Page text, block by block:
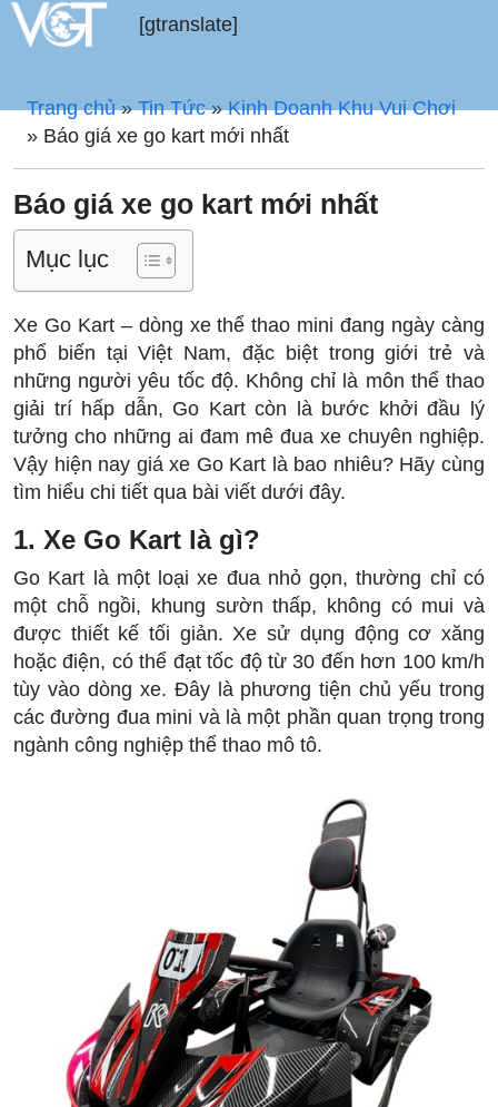
[gtranslate]
Trang chủ»Tin Tức»Kinh Doanh Khu Vui Chơi
» Báo giá xe go kart mới nhất
Báo giá xe go kart mới nhất
Mục lục
Xe Go Kart – dòng xe thể thao mini đang ngày càng
phổ biến tại Việt Nam, đặc biệt trong giới trẻ và
những người yêu tốc độ. Không chỉ là môn thể thao
giải trí hấp dẫn, Go Kart còn là bước khởi đầu lý
tưởng cho những ai đam mê đua xe chuyên nghiệp.
Vậy hiện nay giá xe Go Kart là bao nhiêu? Hãy cùng
tìm hiểu chi tiết qua bài viết dưới đây.
1. Xe Go Kart là gì?
Go Kart là một loại xe đua nhỏ gọn, thường chỉ có
một chỗ ngồi, khung sườn thấp, không có mui và
được thiết kế tối giản. Xe sử dụng động cơ xăng
hoặc điện, có thể đạt tốc độ từ 30 đến hơn 100 km/h
tùy vào dòng xe. Đây là phương tiện chủ yếu trong
các đường đua mini và là một phần quan trọng trong
ngành công nghiệp thể thao mô tô.